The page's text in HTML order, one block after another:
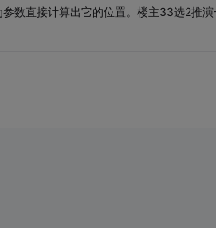
数直接计算出它的位置。楼主33选2推演